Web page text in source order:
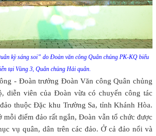
kỳ sáng soi” do Đoàn văn công Quân chủng PK-KQ biểu
tại Vùng 3, Quân chủng Hải quân.
- Đoàn trưởng Đoàn Văn công Quân chủng
diễn viên của Đoàn vừa có chuyến công tác
thuộc Đặc khu Trường Sa, tỉnh Khánh Hòa.
điểm đảo rất ngắn, Đoàn vẫn tổ chức được
vụ quân, dân trên các đảo. Ở cả đảo nổi và